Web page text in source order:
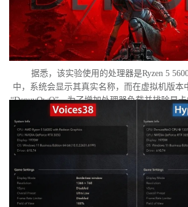
据悉，该实验使用的处理器是Ryzen 5
中，系统会显示其真实名称，而在虚拟机版本
“DenuvOwO”。为了增加处理器负载并排除显
置了低分辨率，并将所有图形设置调至“极低”
同条件下进行：内存完整性和基于虚拟化的安
闭，并且两轮测试之间电脑甚至没